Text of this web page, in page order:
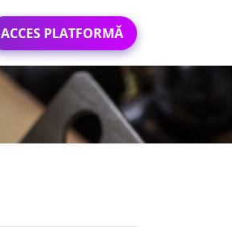
ACCES PLATFORMĂ